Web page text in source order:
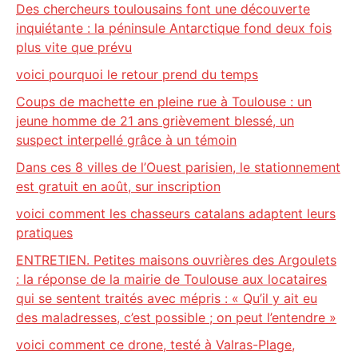
Des chercheurs toulousains font une découverte
inquiétante : la péninsule Antarctique fond deux fois
plus vite que prévu
voici pourquoi le retour prend du temps
Coups de machette en pleine rue à Toulouse : un
jeune homme de 21 ans grièvement blessé, un
suspect interpellé grâce à un témoin
Dans ces 8 villes de l’Ouest parisien, le stationnement
est gratuit en août, sur inscription
voici comment les chasseurs catalans adaptent leurs
pratiques
ENTRETIEN. Petites maisons ouvrières des Argoulets
: la réponse de la mairie de Toulouse aux locataires
qui se sentent traités avec mépris : « Qu’il y ait eu
des maladresses, c’est possible ; on peut l’entendre »
voici comment ce drone, testé à Valras-Plage,